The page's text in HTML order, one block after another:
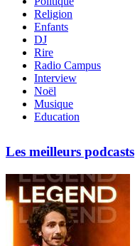
Religion
Enfants
DJ
Rire
Radio Campus
Interview
Noël
Musique
Education
Les meilleurs podcasts